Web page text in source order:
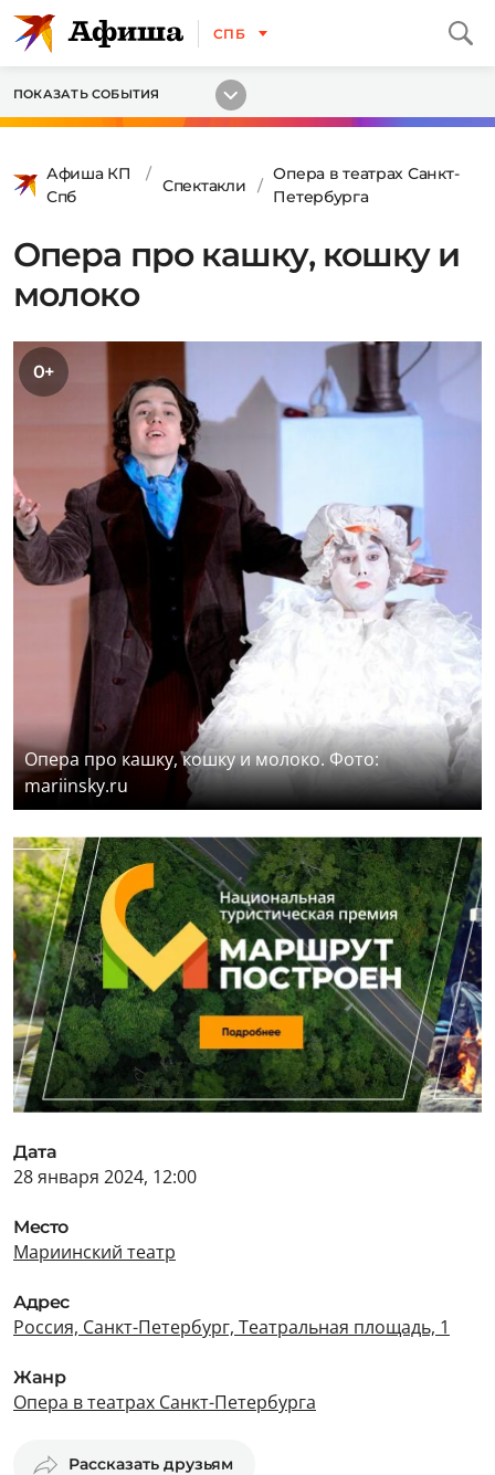
СПБ
ПОКАЗАТЬ СОБЫТИЯ
Афиша КП
Спб
Спектакли
Опера в театрах Санкт-
Петербурга
Опера про кашку, кошку и
молоко
0+
Опера про кашку, кошку и молоко. Фото:
mariinsky.ru
Дата
28 января 2024, 12:00
Место
Мариинский театр
Адрес
Россия, Санкт-Петербург, Театральная площадь, 1
Жанр
Опера в театрах Санкт-Петербурга
Рассказать друзьям